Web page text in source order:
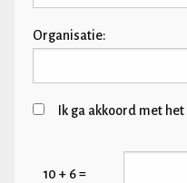
Organisatie:
Ik ga akkoord met het
10 + 6 =